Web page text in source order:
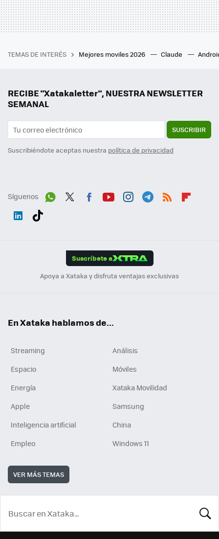
TEMAS DE INTERÉS Mejores moviles 2026 Claude
RECIBE "Xatakaletter", NUESTRA NEWSLETTER
SEMANAL
SUSCRIBIR
Suscribiéndote aceptas nuestra política de privacidad
Síguenos
Suscríbete a
Apoya a Xataka y disfruta ventajas exclusivas
En Xataka hablamos de...
Streaming
Análisis
Espacio
Móviles
Energía
Xataka Movilidad
Apple
Samsung
Inteligencia artificial
China
Empleo
Windows 11
VER MÁS TEMAS